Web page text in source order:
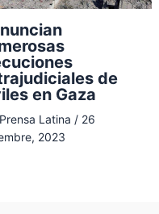
de
en Gaza
Prensa Latina / 26
2023